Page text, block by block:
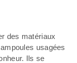
des matériaux
usagées
Ils se